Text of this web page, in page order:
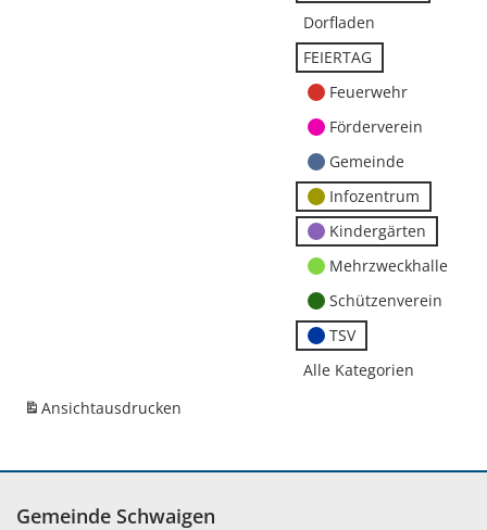
Dorfladen
FEIERTAG
Feuerwehr
Förderverein
Gemeinde
Infozentrum
Kindergärten
Mehrzweckhalle
Schützenverein
TSV
Alle Kategorien
Ansichtausdrucken
Gemeinde Schwaigen